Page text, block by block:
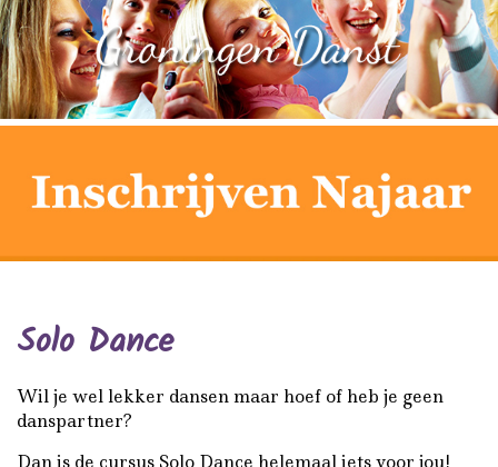
Solo Dance
Wil je wel lekker dansen maar hoef of heb je geen
danspartner?